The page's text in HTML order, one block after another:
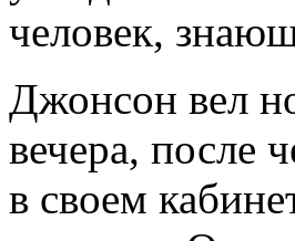
человек,
Джонсон вел
вечера, после
в своем